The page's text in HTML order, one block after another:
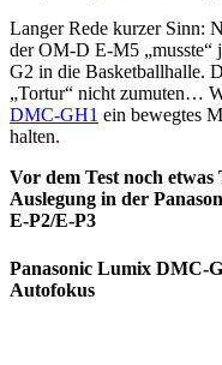
Langer Rede kurzer Sinn:
der OM-D E-M5 „musste“
G2 in die Basketballhalle.
„Tortur“ nicht zumuten…
DMC-GH1 ein bewegtes
halten.
Vor dem Test noch
Auslegung in der
E-P2/E-P3
Panasonic Lumix DMC-
Autofokus